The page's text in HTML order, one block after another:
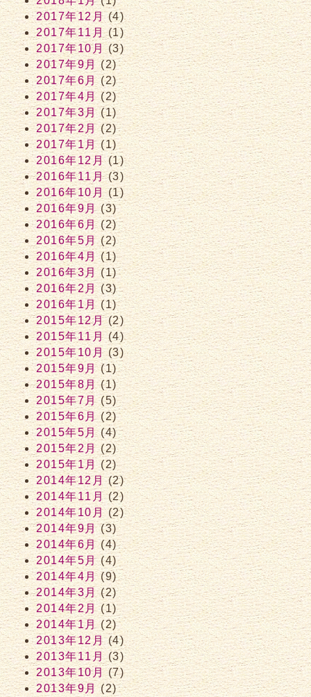
2017年12月(4)
2017年11月(1)
2017年10月(3)
2017年9月(2)
2017年6月(2)
2017年4月(2)
2017年3月(1)
2017年2月(2)
2017年1月(1)
2016年12月(1)
2016年11月(3)
2016年10月(1)
2016年9月(3)
2016年6月(2)
2016年5月(2)
2016年4月(1)
2016年3月(1)
2016年2月(3)
2016年1月(1)
2015年12月(2)
2015年11月(4)
2015年10月(3)
2015年9月(1)
2015年8月(1)
2015年7月(5)
2015年6月(2)
2015年5月(4)
2015年2月(2)
2015年1月(2)
2014年12月(2)
2014年11月(2)
2014年10月(2)
2014年9月(3)
2014年6月(4)
2014年5月(4)
2014年4月(9)
2014年3月(2)
2014年2月(1)
2014年1月(2)
2013年12月(4)
2013年11月(3)
2013年10月(7)
2013年9月(2)